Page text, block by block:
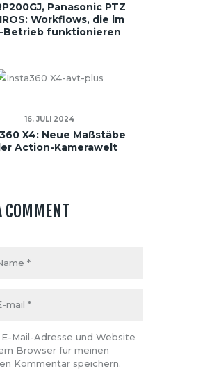
Panasonic PTZ
Workflows, die im
Betrieb funktionieren
16. JULI 2024
X4: Neue Maßstäbe
Action-Kamerawelt
COMMENT
E-Mail-Adresse und Website
Browser für meinen
Kommentar speichern.